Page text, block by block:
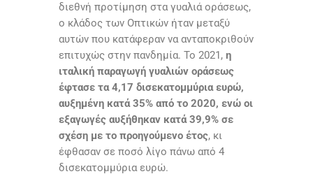
διεθνή προτίμηση στα γυαλιά οράσεως,
ο κλάδος των Οπτικών ήταν μεταξύ
αυτών που κατάφεραν να ανταποκριθούν
επιτυχώς στην πανδημία. Το 2021, η
ιταλική παραγωγή γυαλιών οράσεως
έφτασε τα 4,17 δισεκατομμύρια ευρώ,
αυξημένη κατά 35% από το 2020, ενώ οι
εξαγωγές αυξήθηκαν κατά 39,9% σε
σχέση με το προηγούμενο έτος, κι
έφθασαν σε ποσό λίγο πάνω από 4
δισεκατομμύρια ευρώ.